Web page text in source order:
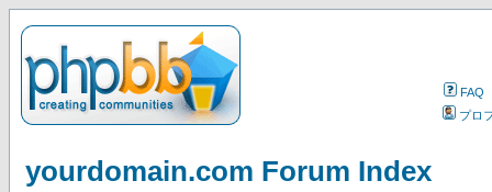
FAQ
プロ
yourdomain.com Forum Index